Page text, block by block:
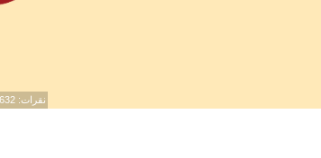
نقرات: 616632 / مشاهدات: 343181888